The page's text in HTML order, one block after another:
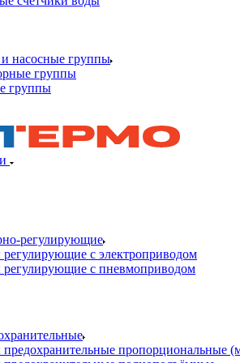
насосные группы
группы
группы
регулирующие
с электроприводом
с пневмоприводом
пропорциональные